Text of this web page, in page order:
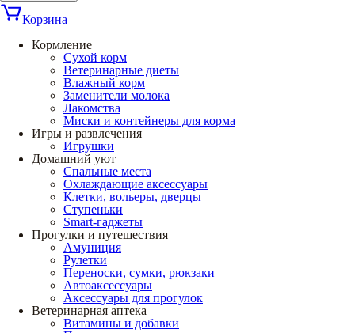
Корзина
Кормление
Сухой корм
Ветеринарные диеты
Влажный корм
Заменители молока
Лакомства
Миски и контейнеры для корма
Игры и развлечения
Игрушки
Домашний уют
Спальные места
Охлаждающие аксессуары
Клетки, вольеры, дверцы
Ступеньки
Smart-гаджеты
Прогулки и путешествия
Амуниция
Рулетки
Переноски, сумки, рюкзаки
Автоаксессуары
Аксессуары для прогулок
Ветеринарная аптека
Витамины и добавки